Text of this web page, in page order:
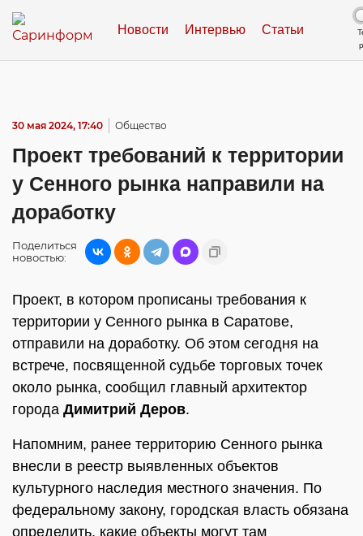
Новости Интервью Статьи
30 мая 2024, 17:40 Общество
Проект требований к территории
у Сенного рынка направили на
доработку
Поделиться
новостью:
Проект, в котором прописаны требования к
территории у Сенного рынка в Саратове,
отправили на доработку. Об этом сегодня на
встрече, посвященной судьбе торговых точек
около рынка, сообщил главный архитектор
города Димитрий Деров.
Напомним, ранее территорию Сенного рынка
внесли в реестр выявленных объектов
культурного наследия местного значения. По
федеральному закону, городская власть обязана
определить, какие объекты могут там